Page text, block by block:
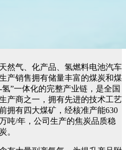
然气、化产品、氢燃料电池汽车
产销售拥有储量丰富的煤炭和煤
”一体化的完整产业链，是全国
产商之一，拥有先进的技术工艺
拥有四大煤矿，经核准产能630
吨/年，公司生产的焦炭品质稳
。